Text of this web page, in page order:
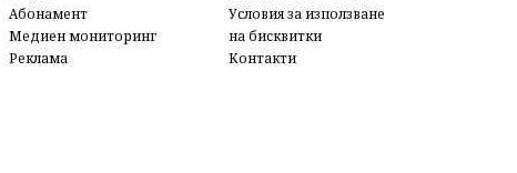
Абонамент
Медиен мониторинг
Реклама
Условия за използване
на бисквитки
Контакти